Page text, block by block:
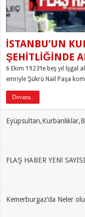
İSTANBU’UN
ŞEHİTLİĞİNDE
6 Ekim 1923’te beş yıl İşgal
emriyle Şükrü Nail Paşa
Devamı..
FLAŞ HABER YENİ
Kemerburgaz’da Neler